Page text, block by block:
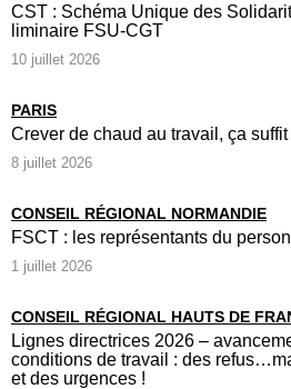
CST : Schéma Unique des
liminaire FSU-CGT
10 juillet 2026
PARIS
Crever de chaud au travail, ça suffit
8 juillet 2026
CONSEIL RÉGIONAL NORMANDIE
FSCT : les représentants du
1 juillet 2026
CONSEIL RÉGIONAL HAUTS DE
Lignes directrices 2026 –
conditions de travail : des
et des urgences !